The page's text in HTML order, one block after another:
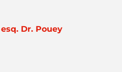
Dr. Pouey